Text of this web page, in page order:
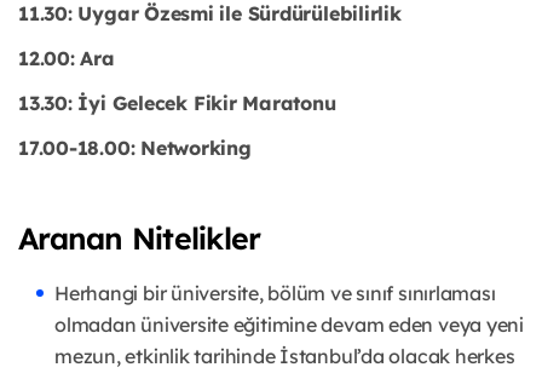
11.30: Uygar Özesmi ile Sürdürülebilirlik
12.00: Ara
13.30: İyi Gelecek Fikir Maratonu
17.00-18.00: Networking
Aranan Nitelikler
Herhangi bir üniversite, bölüm ve sınıf sınırlaması
olmadan üniversite eğitimine devam eden veya yeni
mezun, etkinlik tarihinde İstanbul’da olacak herkes